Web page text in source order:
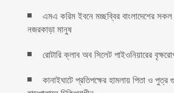
এমএ করিম ইবনে মচ্ছব্বির বাংলাদেশের
নজরকাড়া মানুষ ‎
রোটারি ক্লাব অব সিলেট পাইওনিয়ারের
কানাইঘাটে প্রতিপক্ষের হামলায় পিতা ও